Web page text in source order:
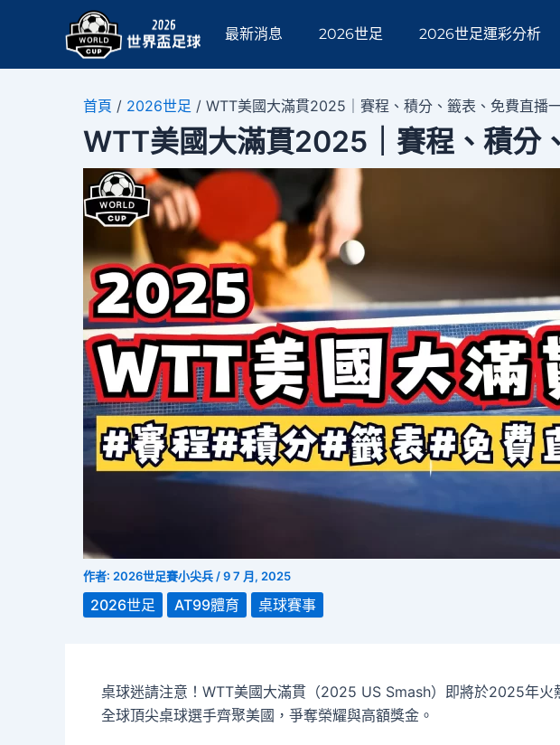
最新消息 2026世足 2026世足運彩分析
首頁 / 2026世足 / WTT美國大滿貫2025｜賽程、積分、籤表、免費直播
WTT美國大滿貫2025｜賽程、積分
作者: 2026世足賽小尖兵/9 7 月, 2025
2026世足 AT99體育 桌球賽事
桌球迷請注意！WTT美國大滿貫（2025 US Smash）即將於2025年火
全球頂尖桌球選手齊聚美國，爭奪榮耀與高額獎金。
Post
navigation